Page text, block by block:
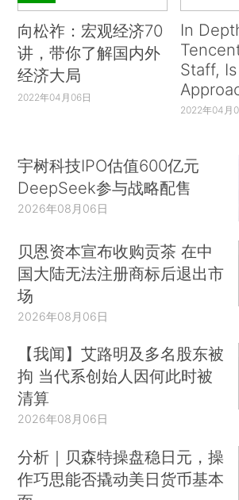
向松祚：宏观经济70
讲，带你了解国内外
经济大局
2022年04月06日
In
Staff, Is
2022年04月
宇树科技IPO估值600亿元
DeepSeek参与战略配售
2026年08月06日
贝恩资本宣布收购贡茶 在中
国大陆无法注册商标后退出市
场
2026年08月06日
【我闻】艾路明及多名股东被
拘 当代系创始人因何此时被
清算
2026年08月06日
分析｜贝森特操盘稳日元，操
作巧思能否撬动美日货币基本